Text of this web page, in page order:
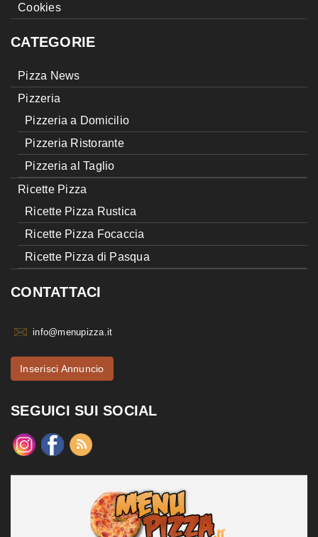
Cookies
CATEGORIE
Pizza News
Pizzeria
Pizzeria a Domicilio
Pizzeria Ristorante
Pizzeria al Taglio
Ricette Pizza
Ricette Pizza Rustica
Ricette Pizza Focaccia
Ricette Pizza di Pasqua
CONTATTACI
info@menupizza.it
Inserisci Annuncio
SEGUICI SUI SOCIAL